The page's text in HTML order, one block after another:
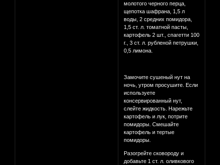
молотого черного перца,
щепотка шафрана, 1,5 л
воды, 2 средних помидора,
1,5 ст. л. томатной пасты,
картофель 2 шт., спагетти 100
г., 3 ст. л. рубленой петрушки,
0,5 лимона.
Замочите сушеный нут на
ночь, утром просушите. Если
используете
консервированный нут,
слейте жидкость. Нарежьте
картофель и лук, потрите
помидоры. Смешайте
картофель и тертые
помидоры.
Разогрейте сковороду и
добавьте 1 ст. л. оливкового